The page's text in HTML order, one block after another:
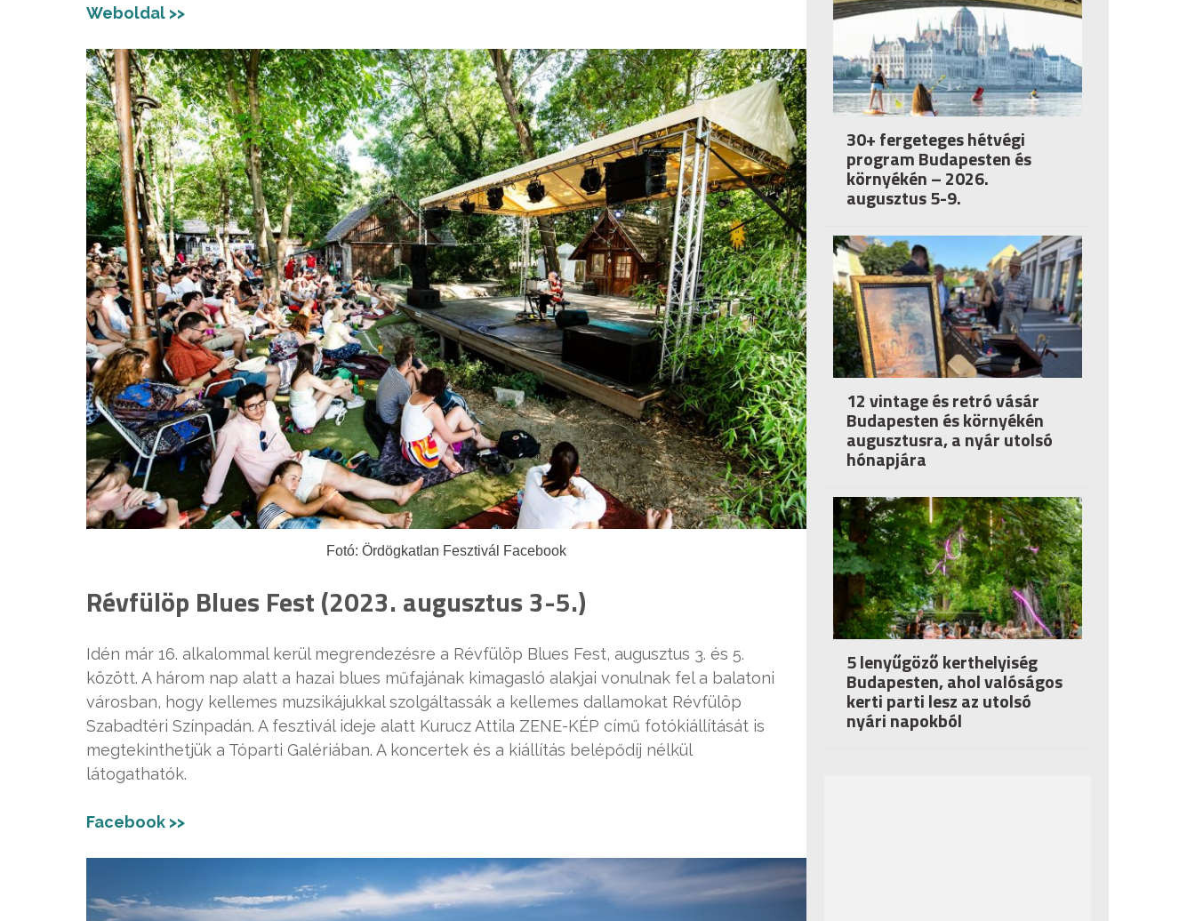
Weboldal >>
Fotó: Ördögkatlan Fesztivál Facebook
Révfülöp Blues Fest (2023. augusztus 3-5.)
Idén már 16. alkalommal kerül megrendezésre a Révfülöp Blues Fest, augusztus 3. és 5.
között. A három nap alatt a hazai blues műfajának kimagasló alakjai vonulnak fel a balatoni
városban, hogy kellemes muzsikájukkal szolgáltassák a kellemes dallamokat Révfülöp
Szabadtéri Színpadán. A fesztivál ideje alatt Kurucz Attila ZENE-KÉP című fotókiállítását is
megtekinthetjük a Tóparti Galériában. A koncertek és a kiállítás belépődíj nélkül
látogathatók.
Facebook >>
30+ fergeteges hétvégi
program Budapesten és
környékén – 2026.
augusztus 5-9.
12 vintage és retró vásár
Budapesten és környékén
augusztusra, a nyár utolsó
hónapjára
5 lenyűgöző kerthelyiség
Budapesten, ahol valóságos
kerti parti lesz az utolsó
nyári napokból